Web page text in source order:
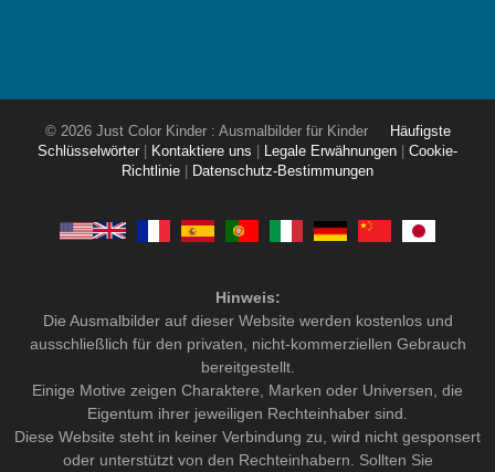
© 2026 Just Color Kinder : Ausmalbilder für Kinder
Häufigste
Schlüsselwörter
Kontaktiere uns Legale Erwähnungen
Cookie-
Richtlinie
Datenschutz-Bestimmungen
Hinweis:
Die Ausmalbilder auf dieser Website werden kostenlos und
ausschließlich für den privaten, nicht-kommerziellen Gebrauch
bereitgestellt.
Einige Motive zeigen Charaktere, Marken oder Universen, die
Eigentum ihrer jeweiligen Rechteinhaber sind.
Diese Website steht in keiner Verbindung zu, wird nicht gesponsert
oder unterstützt von den Rechteinhabern. Sollten Sie